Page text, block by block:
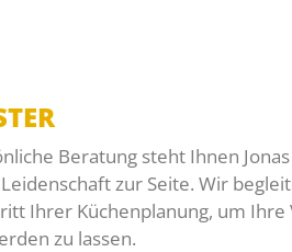
Beratung steht Ihnen
zur Seite. Wir
Ihrer Küchenplanung, um Ihre
zu lassen.